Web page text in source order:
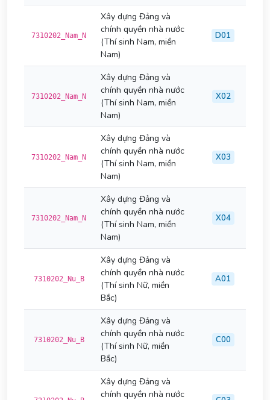
7310202_Nam_N
Xây dựng Đảng và
chính quyền nhà nước
(Thí sinh Nam, miền
Nam)
D01
7310202_Nam_N
Xây dựng Đảng và
chính quyền nhà nước
(Thí sinh Nam, miền
Nam)
X02
7310202_Nam_N
Xây dựng Đảng và
chính quyền nhà nước
(Thí sinh Nam, miền
Nam)
X03
7310202_Nam_N
Xây dựng Đảng và
chính quyền nhà nước
(Thí sinh Nam, miền
Nam)
X04
7310202_Nu_B
Xây dựng Đảng và
chính quyền nhà nước
(Thí sinh Nữ, miền
Bắc)
A01
7310202_Nu_B
Xây dựng Đảng và
chính quyền nhà nước
(Thí sinh Nữ, miền
Bắc)
C00
Xây dựng Đảng và
chính quyền nhà nước